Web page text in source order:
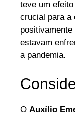
teve um
crucial para a
estavam
a pandemia.
O Auxílio